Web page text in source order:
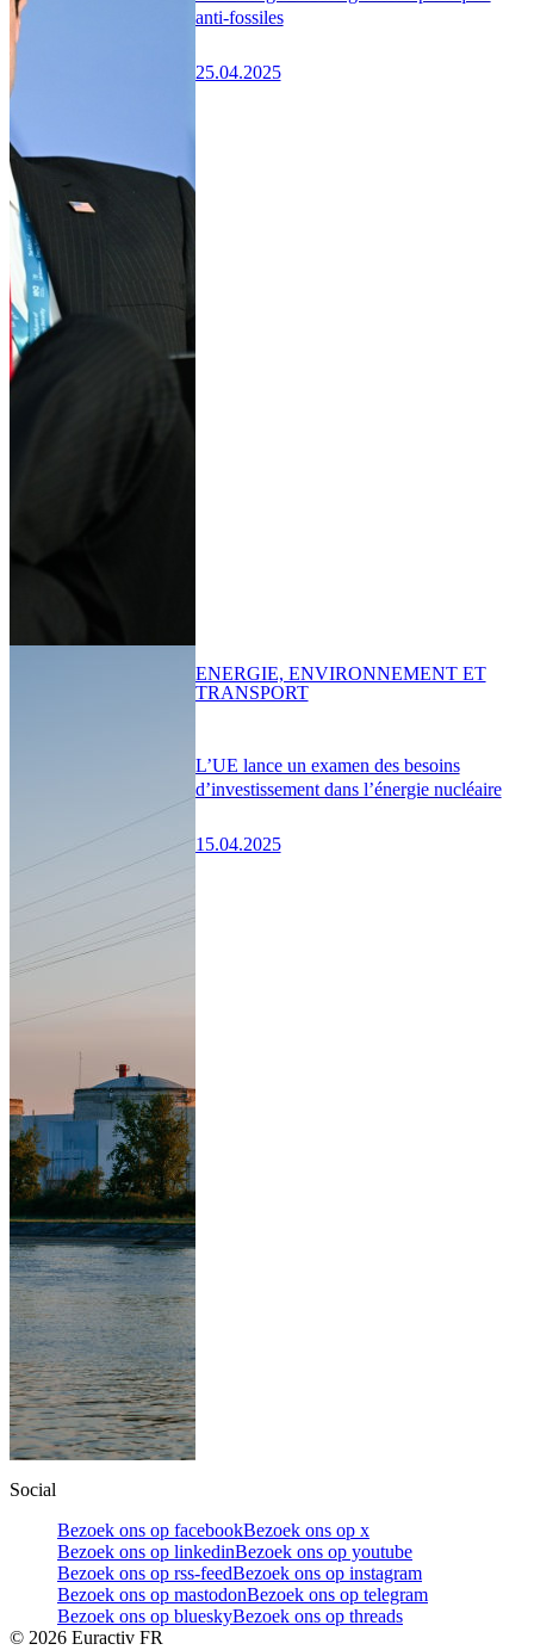
anti-fossiles
25.04.2025
L’UE lance un examen des besoins
d’investissement dans l’énergie nucléaire
15.04.2025
ENERGIE, ENVIRONNEMENT ET
TRANSPORT
Social
Bezoek ons op facebookBezoek ons op x
Bezoek ons op linkedinBezoek ons op youtube
Bezoek ons op rss-feedBezoek ons op instagram
Bezoek ons op mastodonBezoek ons op telegram
Bezoek ons op blueskyBezoek ons op threads
© 2026 Euractiv FR